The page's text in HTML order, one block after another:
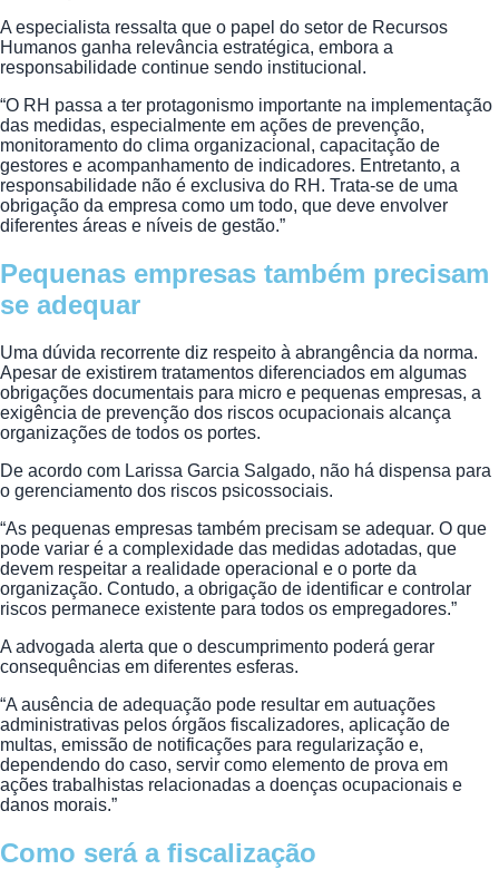
A especialista ressalta que o papel do setor de Recursos
Humanos ganha relevância estratégica, embora a
responsabilidade continue sendo institucional.
“O RH passa a ter protagonismo importante na implementação
das medidas, especialmente em ações de prevenção,
monitoramento do clima organizacional, capacitação de
gestores e acompanhamento de indicadores. Entretanto, a
responsabilidade não é exclusiva do RH. Trata-se de uma
obrigação da empresa como um todo, que deve envolver
diferentes áreas e níveis de gestão.”
Pequenas empresas também precisam
se adequar
Uma dúvida recorrente diz respeito à abrangência da norma.
Apesar de existirem tratamentos diferenciados em algumas
obrigações documentais para micro e pequenas empresas, a
exigência de prevenção dos riscos ocupacionais alcança
organizações de todos os portes.
De acordo com Larissa Garcia Salgado, não há dispensa para
o gerenciamento dos riscos psicossociais.
“As pequenas empresas também precisam se adequar. O que
pode variar é a complexidade das medidas adotadas, que
devem respeitar a realidade operacional e o porte da
organização. Contudo, a obrigação de identificar e controlar
riscos permanece existente para todos os empregadores.”
A advogada alerta que o descumprimento poderá gerar
consequências em diferentes esferas.
“A ausência de adequação pode resultar em autuações
administrativas pelos órgãos fiscalizadores, aplicação de
multas, emissão de notificações para regularização e,
dependendo do caso, servir como elemento de prova em
ações trabalhistas relacionadas a doenças ocupacionais e
danos morais.”
Como será a fiscalização